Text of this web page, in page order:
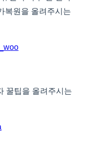
복원을 올려주시는
꿀팁을 올려주시는